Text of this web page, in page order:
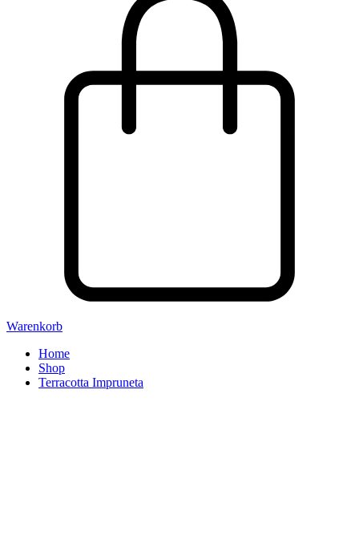
Warenkorb
Home
Shop
Terracotta Impruneta